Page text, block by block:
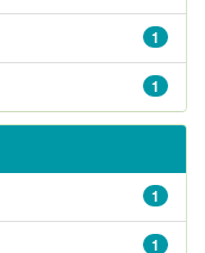
1
1
1
1